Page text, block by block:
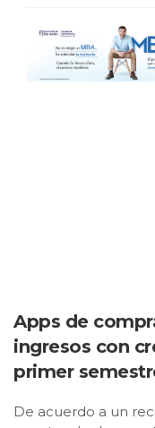
Apps de
ingresos con
primer
De acuerdo a un